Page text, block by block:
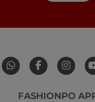
FASHIONPO